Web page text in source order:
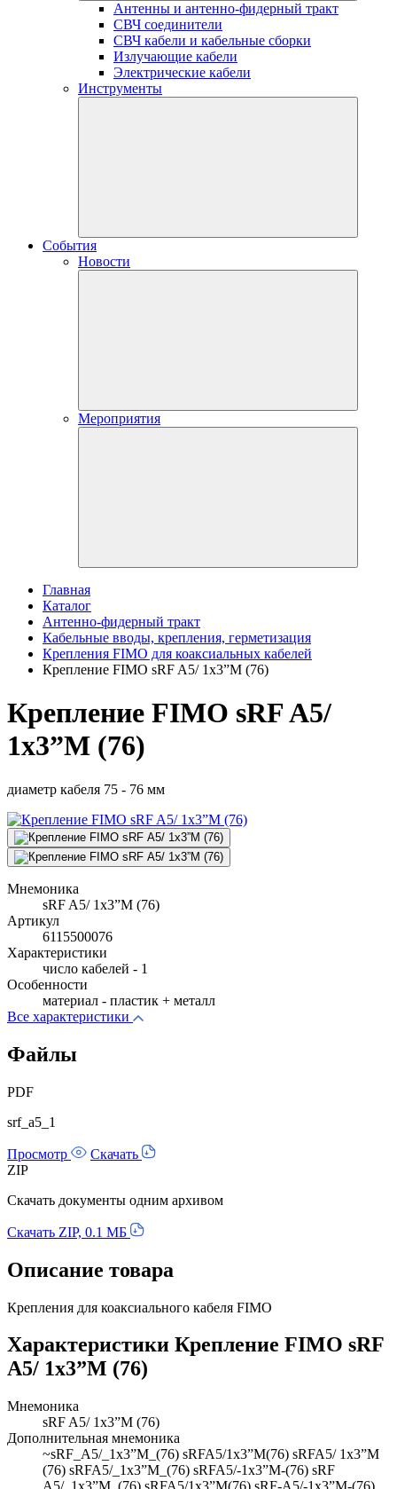
Антенны и антенно-фидерный тракт
СВЧ соединители
СВЧ кабели и кабельные сборки
Излучающие кабели
Электрические кабели
Инструменты
События
Новости
Мероприятия
Главная
Каталог
Антенно-фидерный тракт
Кабельные вводы, крепления, герметизация
Крепления FIMO для коаксиальных кабелей
Крепление FIMO sRF A5/ 1x3”M (76)
Крепление FIMO sRF A5/
1x3”M (76)
диаметр кабеля 75 - 76 мм
Мнемоника
sRF A5/ 1x3”M (76)
Артикул
6115500076
Характеристики
число кабелей - 1
Особенности
материал - пластик + металл
Все характеристики
Файлы
PDF
srf_a5_1
Просмотр
Скачать
ZIP
Скачать документы одним архивом
Скачать ZIP, 0.1 МБ
Описание товара
Крепления для коаксиального кабеля FIMO
Характеристики Крепление FIMO sRF
A5/ 1x3”M (76)
Мнемоника
sRF A5/ 1x3”M (76)
Дополнительная мнемоника
~sRF_A5/_1x3”M_(76) sRFA5/1x3”M(76) sRFA5/ 1x3”M
(76) sRFA5/_1x3”M_(76) sRFA5/-1x3”M-(76) sRF